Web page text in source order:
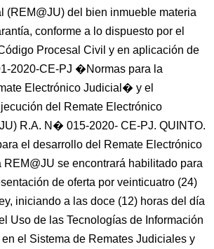
(REM@JU) del bien inmueble materia
conforme a lo dispuesto por el
Procesal Civil y en aplicación de
2020-CE-PJ �Normas para la
Electrónico Judicial� y el
del Remate Electrónico
R.A. N� 015-2020- CE-PJ. QUINTO.
el desarrollo del Remate Electrónico
se encontrará habilitado para
de oferta por veinticuatro (24)
iniciando a las doce (12) horas del día
Uso de las Tecnologías de Información
el Sistema de Remates Judiciales y